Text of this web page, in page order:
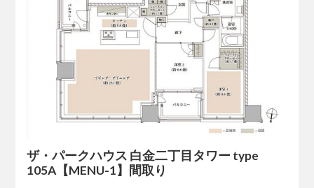
ザ・パークハウス 白金二丁目タワー type
105A【MENU-1】間取り